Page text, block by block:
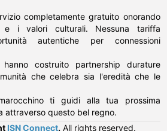
completamente gratuito onorando
e i valori culturali. Nessuna tariffa
autentiche per connessioni
costruito partnership durature
che celebra sia l'eredità che le
ti guidi alla tua prossima
attraverso questo bel regno.
ISN Connect. All rights reserved.